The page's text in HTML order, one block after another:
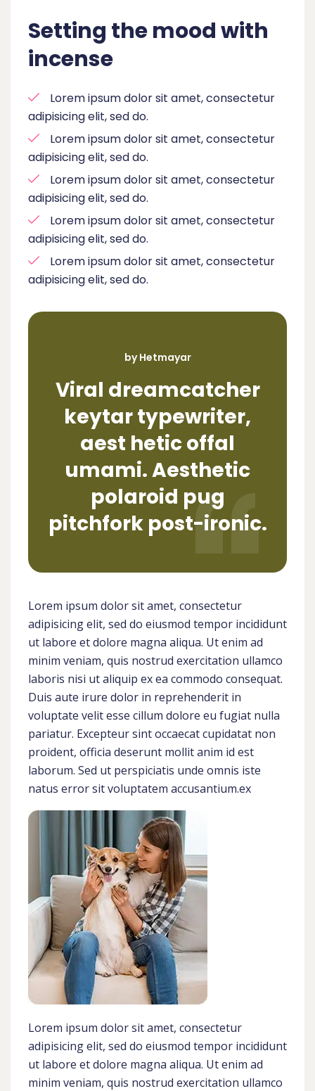
Setting the mood with
incense
Lorem ipsum dolor sit amet, consectetur
adipisicing elit, sed do.
Lorem ipsum dolor sit amet, consectetur
adipisicing elit, sed do.
Lorem ipsum dolor sit amet, consectetur
adipisicing elit, sed do.
Lorem ipsum dolor sit amet, consectetur
adipisicing elit, sed do.
Lorem ipsum dolor sit amet, consectetur
adipisicing elit, sed do.
by Hetmayar
Viral dreamcatcher
keytar typewriter,
aest hetic offal
umami. Aesthetic
polaroid pug
pitchfork post-ironic.
Lorem ipsum dolor sit amet, consectetur
adipisicing elit, sed do eiusmod tempor incididunt
ut labore et dolore magna aliqua. Ut enim ad
minim veniam, quis nostrud exercitation ullamco
laboris nisi ut aliquip ex ea commodo consequat.
Duis aute irure dolor in reprehenderit in
voluptate velit esse cillum dolore eu fugiat nulla
pariatur. Excepteur sint occaecat cupidatat non
proident, officia deserunt mollit anim id est
laborum. Sed ut perspiciatis unde omnis iste
natus error sit voluptatem accusantium.ex
Lorem ipsum dolor sit amet, consectetur
adipisicing elit, sed do eiusmod tempor incididunt
ut labore et dolore magna aliqua. Ut enim ad
minim veniam, quis nostrud exercitation ullamco